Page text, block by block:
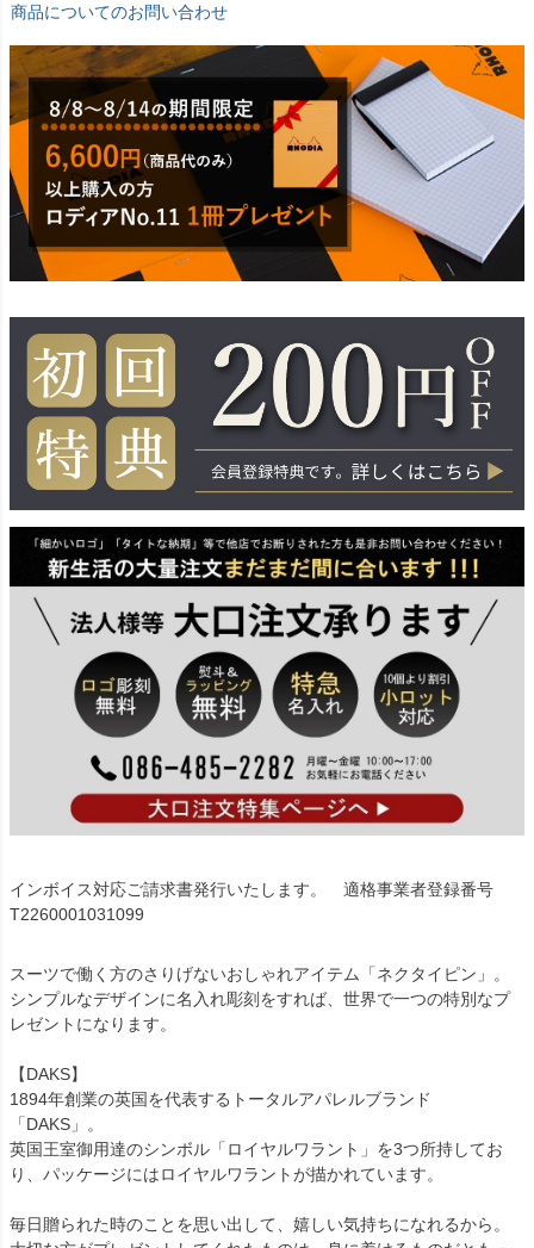
商品についてのお問い合わせ
インボイス対応ご請求書発行いたします。 適格事業者登録番号
T2260001031099
スーツで働く方のさりげないおしゃれアイテム「ネクタイピン」。
シンプルなデザインに名入れ彫刻をすれば、世界で一つの特別なプ
レゼントになります。
【DAKS】
1894年創業の英国を代表するトータルアパレルブランド
「DAKS」。
英国王室御用達のシンボル「ロイヤルワラント」を3つ所持してお
り、パッケージにはロイヤルワラントが描かれています。
毎日贈られた時のことを思い出して、嬉しい気持ちになれるから。